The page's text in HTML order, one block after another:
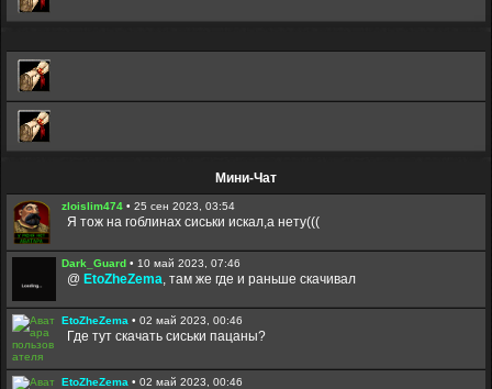
Мини-Чат
zloislim474 • 25 сен 2023, 03:54
Я тож на гоблинах сиськи искал,а нету(((
Dark_Guard • 10 май 2023, 07:46
@ EtoZheZema, там же где и раньше скачивал
EtoZheZema • 02 май 2023, 00:46
Где тут скачать сиськи пацаны?
EtoZheZema • 02 май 2023, 00:46